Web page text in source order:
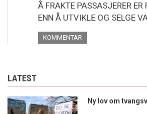
Å FRAKTE PASSASJERER ER
ENN Å UTVIKLE OG SELGE
KOMMENTAR
LATEST
Ny lov om